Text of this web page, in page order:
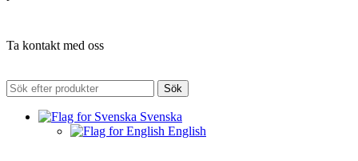
Ta kontakt med oss
Sök
Svenska
English